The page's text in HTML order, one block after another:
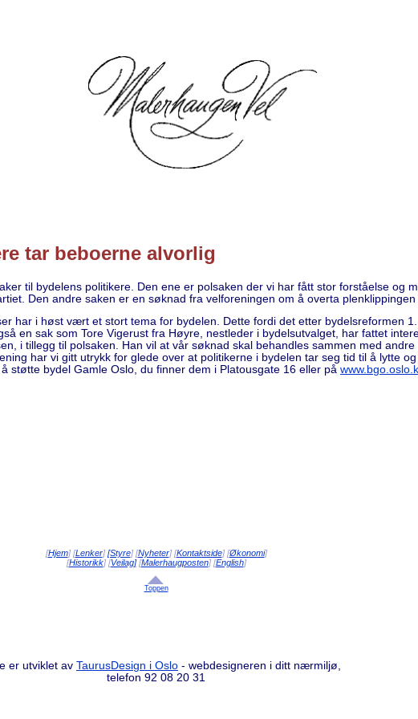
tar beboerne alvorlig
til bydelens politikere. Den ene er polsaken der vi har fått stor forståelse og
Den andre saken er en søknad fra velforeningen om å overta plenklippingen
har i høst vært et stort tema for bydelen. Dette fordi det etter bydelsreformen
en sak som Tore Vigerust fra Høyre, nestleder i bydelsutvalget, har fattet
i tillegg til polsaken. Han vil at vår søknad skal behandles sammen med
har vi gitt utrykk for glede over at politikerne i bydelen tar seg tid til å lytte
støtte bydel Gamle Oslo, du finner dem i Platousgate 16 eller på
[Hjem] [Lenker] [Styre] [Nyheter] [Kontaktside] [Økonomi]
[Historikk] [Veilag][Malerhaugposten] [English]
Toppen
er utviklet av TaurusDesign i Oslo - webdesigneren i ditt nærmiljø,
telefon 92 08 20 31